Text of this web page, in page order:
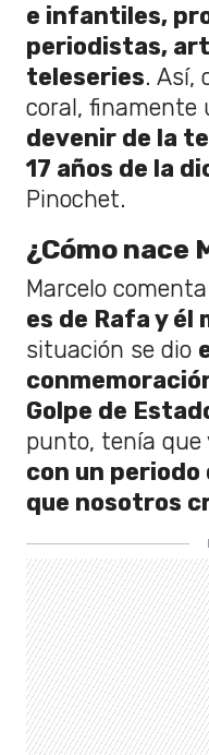
e infantiles,
periodistas,
teleseries. Así,
coral, finamente
devenir de la
17 años de la
Pinochet.
¿Cómo nace
Marcelo
es de Rafa y él
situación se dio
Golpe de
punto, tenía que
con un periodo
que nosotros